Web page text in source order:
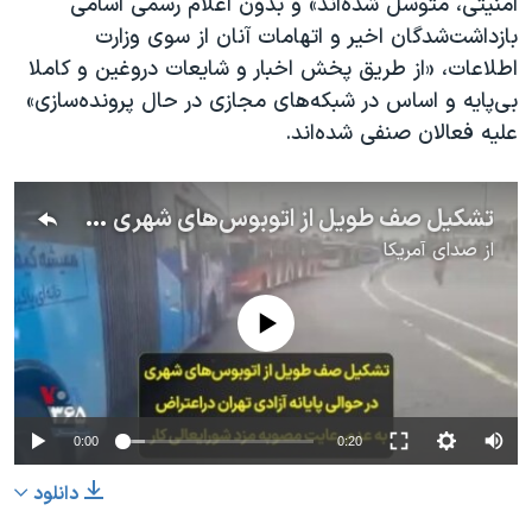
بازداشت‌شدگان اخیر و اتهامات آنان از سوی وزارت
اطلاعات، «از طریق پخش اخبار و شایعات دروغین و کاملا
بی‌پایه و اساس در شبکه‌های مجازی در حال پرونده‌سازی»
علیه فعالان صنفی شده‌اند.
تشکیل صف طویل از اتوبوس‌های شهری در حوالی پایانه آزادی تهران دراعتراض به عدم رعایت مصوبه مزد شورای‌عالی کار
ازصدای آمریکا
No media source currently available
0:00 0:20
دانلود